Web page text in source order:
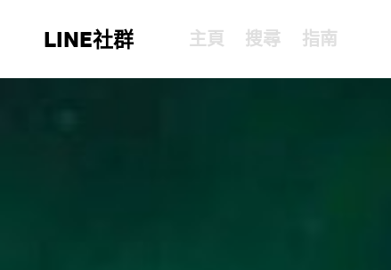
LINE社群 主頁 搜尋 指南